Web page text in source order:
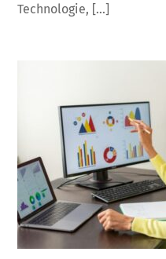
Technologie, […]